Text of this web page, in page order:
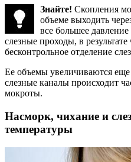
Знайте! Скопления
объеме выходить
все большее
слезные проходы, в
бесконтрольное отделение
Ее объемы увеличиваются еще
слезные каналы происходит
мокроты.
Насморк, чихание и
температуры